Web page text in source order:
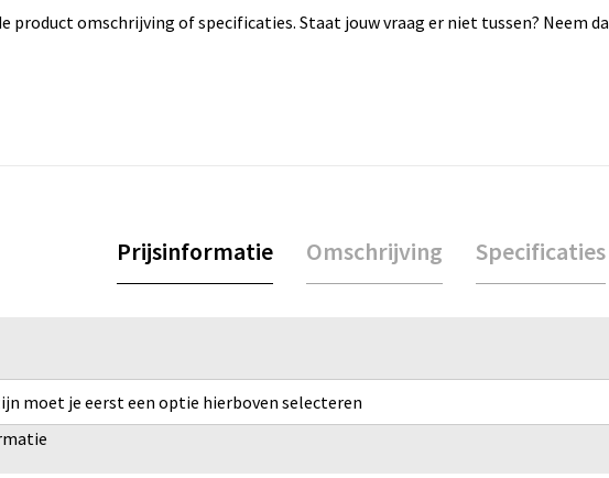
product omschrijving of specificaties. Staat jouw vraag er niet tussen? Neem
Prijsinformatie Omschrijving Specificaties
moet je eerst een optie hierboven selecteren